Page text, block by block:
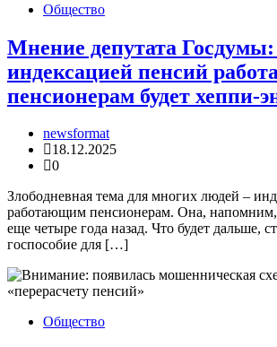
Общество
Мнение депутата
индексацией пенсий
пенсионерам будет хеппи-
newsformat
18.12.2025
0
Злободневная тема для многих людей –
работающим пенсионерам. Она,
еще четыре года назад. Что будет дальше,
госпособие для […]
Общество